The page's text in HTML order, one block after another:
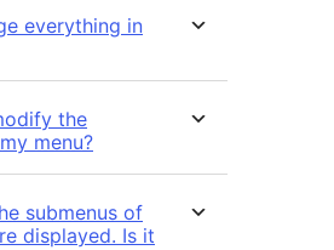
everything in
the
menu?
submenus of
displayed. Is it